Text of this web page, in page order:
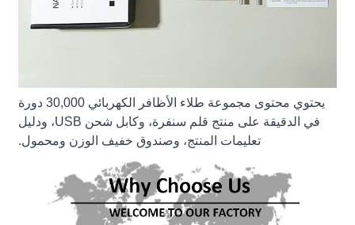
يحتوي محتوى مجموعة طلاء الأظافر الكهربائي 30,000 دورة
في الدقيقة على منتج قلم سنفرة، وكابل شحن USB، ودليل
تعليمات المنتج، وصندوق خفيف الوزن ومحمول.